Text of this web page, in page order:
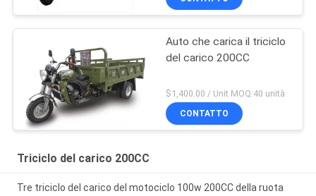
Auto che carica il triciclo
del carico 200CC
$1,400.00 / Unit MOQ:40 unità
CONTATTO
Triciclo del carico 200CC
Tre triciclo del carico del motociclo 100w 200CC della ruota